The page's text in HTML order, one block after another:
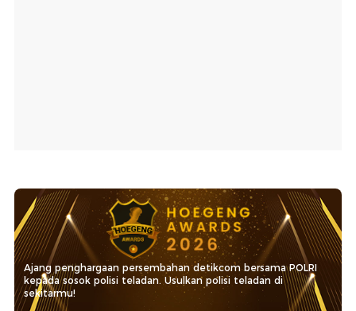
Ajang penghargaan persembahan detikcom bersama POLRI
kepada sosok polisi teladan. Usulkan polisi teladan di
sekitarmu!